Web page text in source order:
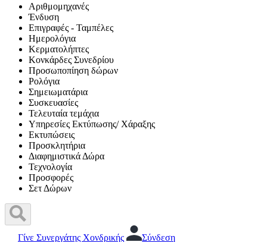
Αριθμομηχανές
Ένδυση
Επιγραφές - Ταμπέλες
Ημερολόγια
Κερματολήπτες
Κονκάρδες Συνεδρίου
Προσωποπίηση δώρων
Ρολόγια
Σημειωματάρια
Συσκευασίες
Τελευταία τεμάχια
Υπηρεσίες Εκτύπωσης/ Χάραξης
Εκτυπώσεις
Προσκλητήρια
Διαφημιστικά Δώρα
Τεχνολογία
Προσφορές
Σετ Δώρων
Γίνε Συνεργάτης Χονδρικής Σύνδεση